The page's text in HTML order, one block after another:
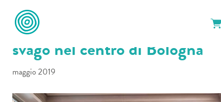
Metamorfosi Ep.4: arti
svago nel centro di Bologna
maggio 2019